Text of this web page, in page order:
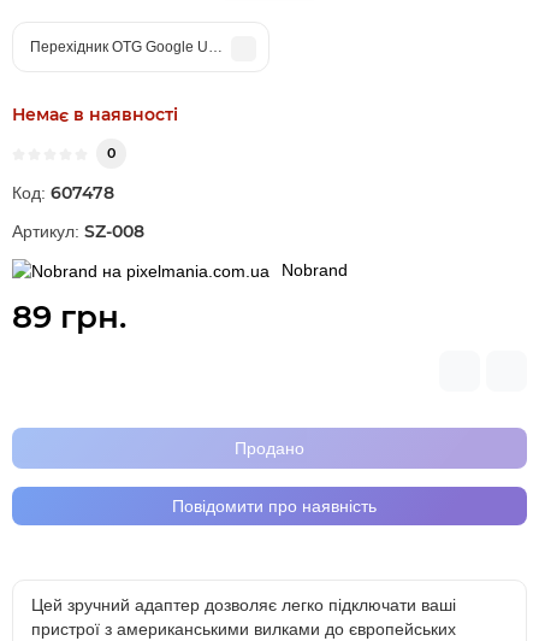
Перехідник OTG Google USB-C to USB White (Original)
Немає в наявності
0
Код: 607478
Артикул: SZ-008
Nobrand
89 грн.
Продано
Повідомити про наявність
Цей зручний адаптер дозволяє легко підключати ваші
пристрої з американськими вилками до європейських